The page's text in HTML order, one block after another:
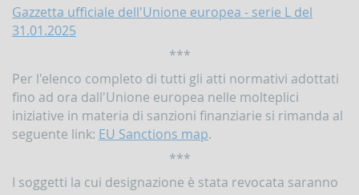
Contrasto
all'attività
dei
che
minacciano
la
pace
la
Gazzetta ufficiale dell'Unione europea - serie L del
31.01.2025
***
Per l'elenco completo di tutti gli atti normativi adottati
fino ad ora dall'Unione europea nelle molteplici
iniziative in materia di sanzioni finanziarie si rimanda al
seguente link: EU Sanctions map.
***
I soggetti la cui designazione è stata revocata saranno